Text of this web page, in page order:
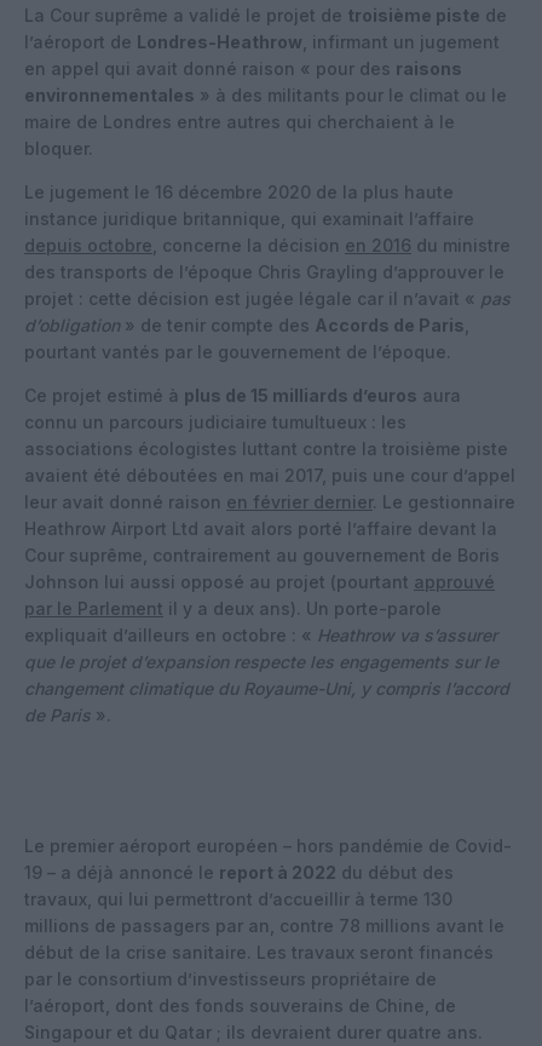
La Cour suprême a validé le projet de troisième piste de
l’aéroport de Londres-Heathrow , infirmant un jugement
en appel qui avait donné raison « pour des raisons
environnementales » à des militants pour le climat ou le
maire de Londres entre autres qui cherchaient à le
bloquer.
Le jugement le 16 décembre 2020 de la plus haute
instance juridique britannique, qui examinait l’affaire
depuis octobre , concerne la décision en 2016 du ministre
des transports de l’époque Chris Grayling d’approuver le
projet : cette décision est jugée légale car il n’avait « pas
d’obligation » de tenir compte des Accords de Paris
pourtant vantés par le gouvernement de l’époque.
Ce projet estimé à plus de 15 milliards d’euros aura
connu un parcours judiciaire tumultueux : les
associations écologistes luttant contre la troisième piste
avaient été déboutées en mai 2017, puis une cour d’appel
leur avait donné raison en février dernier. Le gestionnaire
Heathrow Airport Ltd avait alors porté l’affaire devant la
Cour suprême, contrairement au gouvernement de Boris
Johnson lui aussi opposé au projet (pourtant approuvé
par le Parlement il y a deux ans). Un porte-parole
expliquait d’ailleurs en octobre : « Heathrow va s’assurer
que le projet d’expansion respecte les engagements sur le
changement climatique du Royaume-Uni, y compris l’accord
de Paris ».
Le premier aéroport européen – hors pandémie de Covid-
19 – a déjà annoncé le report à 2022 du début des
travaux, qui lui permettront d’accueillir à terme 130
millions de passagers par an, contre 78 millions avant le
début de la crise sanitaire. Les travaux seront financés
par le consortium d’investisseurs propriétaire de
l’aéroport, dont des fonds souverains de Chine, de
Singapour et du Qatar ; ils devraient durer quatre ans.